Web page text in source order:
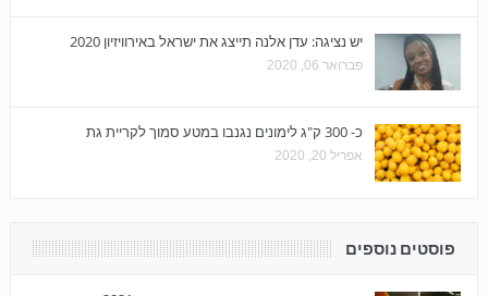
יש נציגה: עדן אלנה תייצג את ישראל באירוויזיון 2020
פברואר 06, 2020
כ- 300 ק"ג לימונים נגנבו במטע סמוך לקריית גת
אפריל 20, 2020
פוסטים נוספים